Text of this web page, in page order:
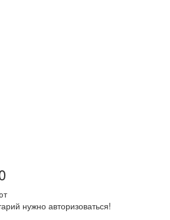
нужно авторизоваться!